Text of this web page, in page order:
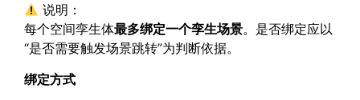
说明：
每个空间孪生体最多绑定一个孪生场景。是否绑定应以
“是否需要触发场景跳转”为判断依据。
绑定方式